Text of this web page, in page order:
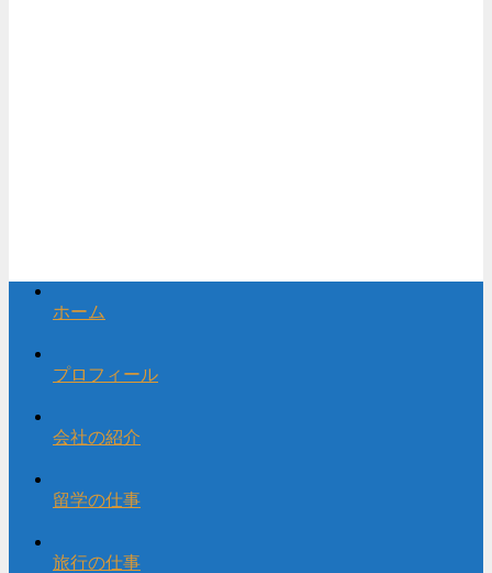
ホーム
プロフィール
会社の紹介
留学の仕事
旅行の仕事